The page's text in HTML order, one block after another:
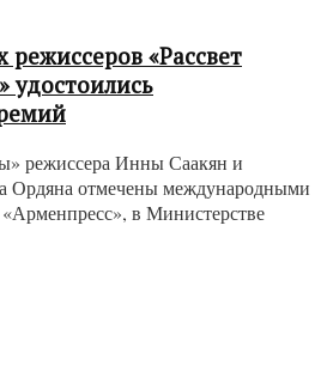
«Рассвет
удостоились
режиссера Инны Саакян и
Ордяна отмечены международными
в Министерстве